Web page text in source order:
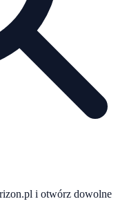
i otwórz dowolne